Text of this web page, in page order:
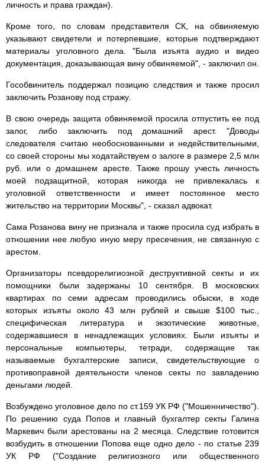
личность и права граждан).
Кроме того, по словам представителя СК, на обвиняемую
указывают свидетели и потерпевшие, которые подтверждают
материалы уголовного дела. "Была изъята аудио и видео
документация, доказывающая вину обвиняемой", - заключил он.
Гособвинитель поддержал позицию следствия и также просил
заключить Розанову под стражу.
В свою очередь защита обвиняемой просила отпустить ее под
залог, либо заключить под домашний арест. "Доводы
следователя считаю необоснованными и недействительными,
со своей стороны мы ходатайствуем о залоге в размере 2,5 млн
руб. или о домашнем аресте. Также прошу учесть личность
моей подзащитной, которая никогда не привлекалась к
уголовной ответственности и имеет постоянное место
жительство на территории Москвы", - сказал адвокат.
Сама Розанова вину не признала и также просила суд избрать в
отношении нее любую иную меру пресечения, не связанную с
арестом.
Организаторы псевдорелигиозной деструктивной секты и их
помощники были задержаны 10 сентября. В московских
квартирах по семи адресам проводились обыски, в ходе
которых изъяты около 43 млн рублей и свыше $100 тыс.,
специфическая литература и экзотические животные,
содержавшиеся в ненадлежащих условиях. Были изъяты и
персональные компьютеры, тетради, содержащие так
называемые бухгалтерские записи, свидетельствующие о
противоправной деятельности членов секты по завладению
деньгами людей.
Возбуждено уголовное дело по ст.159 УК РФ ("Мошенничество").
По решению суда Попов и главный бухгалтер секты Галина
Маркевич были арестованы на 2 месяца. Следствие готовится
возбудить в отношении Попова еще одно дело - по статье 239
УК РФ ("Создание религиозного или общественного